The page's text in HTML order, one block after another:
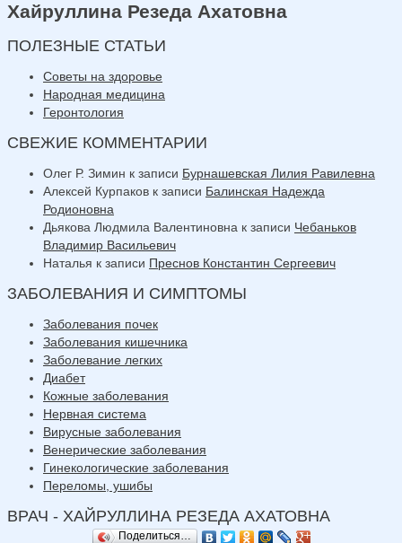
Хайруллина Резеда Ахатовна
ПОЛЕЗНЫЕ СТАТЬИ
Советы на здоровье
Народная медицина
Геронтология
СВЕЖИЕ КОММЕНТАРИИ
Олег Р. Зимин к записи Бурнашевская Лилия Равилевна
Алексей Курпаков к записи Балинская Надежда
Родионовна
Дьякова Людмила Валентиновна к записи Чебаньков
Владимир Васильевич
Наталья к записи Преснов Константин Сергеевич
ЗАБОЛЕВАНИЯ И СИМПТОМЫ
Заболевания почек
Заболевания кишечника
Заболевание легких
Диабет
Кожные заболевания
Нервная система
Вирусные заболевания
Венерические заболевания
Гинекологические заболевания
Переломы, ушибы
ВРАЧ - ХАЙРУЛЛИНА РЕЗЕДА АХАТОВНА
Поделиться…